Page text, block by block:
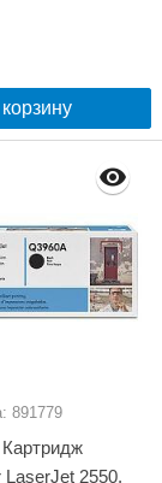
891779
LaserJet 2550,